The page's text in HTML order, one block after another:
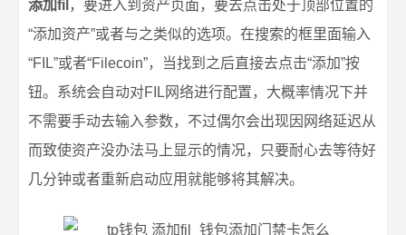
添加fil ，要进入到资产页面，要去点击处于顶部位置的
“添加资产”或者与之类似的选项。在搜索的框里面输入
“FIL”或者“Filecoin”，当找到之后直接去点击“添加”按
钮。系统会自动对FIL网络进行配置，大概率情况下并
不需要手动去输入参数，不过偶尔会出现因网络延迟从
而致使资产没办法马上显示的情况，只要耐心去等待好
几分钟或者重新启动应用就能够将其解决。